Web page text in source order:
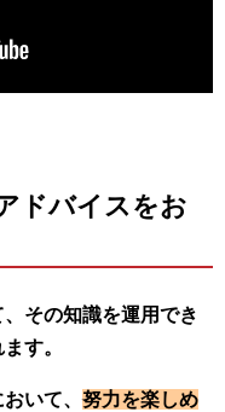
ドバイスをお
その知識を運用でき
す。
おいて、努力を楽しめ